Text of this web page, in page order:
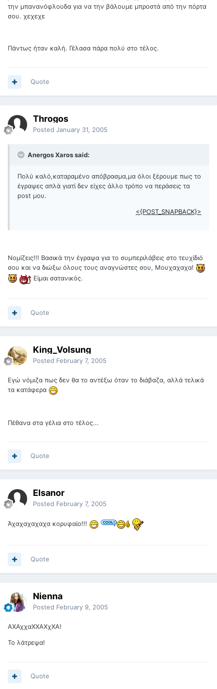
την μπανανόφλουδα για να την βάλουμε μπροστά από την πόρτα
σου. χεχεχε
Πάντως ήταν καλή. Γέλασα πάρα πολύ στο τέλος.
Quote
Throgos
Posted January 31, 2005
Anergos Xaros said:
Πολύ καλό,καταραμένο απόβρασμα,μα όλοι ξέρουμε πως το
έγραψες απλά γιατί δεν είχες άλλο τρόπο να περάσεις τα
post μου.
<{POST_SNAPBACK}>
Νομίζεις!!! Βασικά την έγραψα για το συμπεριλάβεις στο τευχίδιό
σου και να διώξω όλους τους αναγνώστες σου, Μουχαχαχα!
Είμαι σατανικός.
Quote
King_Volsung
Posted February 7, 2005
Εγώ νόμιζα πως δεν θα το αντέξω όταν το διάβαζα, αλλά τελικά
τα κατάφερα
Πέθανα στα γέλια στο τέλος...
Quote
Elsanor
Posted February 7, 2005
Άχαχαχαχαχα κορυφαίο!!!
Quote
Nienna
Posted February 9, 2005
ΑΧΑχχαΧΧΑΧχΧΑ!
Το λάτρεψα!
Quote